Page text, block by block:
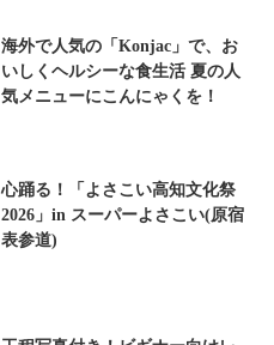
海外で人気の「Konjac」で、お
いしくヘルシーな食生活 夏の人
気メニューにこんにゃくを！
心踊る！「よさこい高知文化祭
2026」in スーパーよさこい(原宿
表参道)